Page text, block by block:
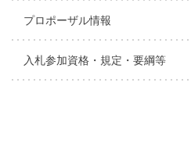
プロポーザル情報
入札参加資格・規定・要綱等